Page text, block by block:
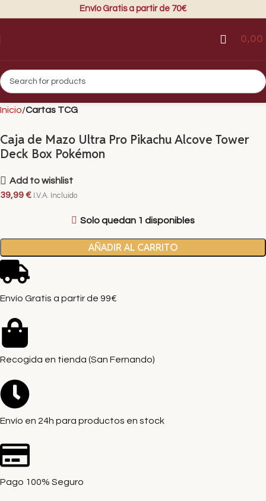
Envío Gratis a partir de 70€
0,00
Inicio Cartas TCG
Caja de Mazo Ultra Pro Pikachu Alcove Tower
Deck Box Pokémon
Add to wishlist
39,99€ I.V.A. Incluido
Solo quedan 1 disponibles
AÑADIR AL CARRITO
Envío Gratis a partir de 99€
Recogida en tienda (San Fernando)
Envío en 24h para productos en stock
Pago 100% Seguro